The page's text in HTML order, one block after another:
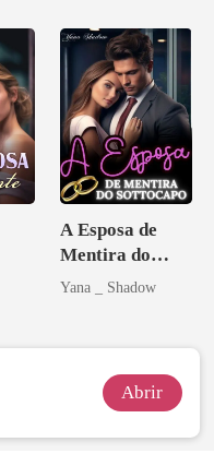
A Esposa de
Mentira do
Sottocapo
Yana _ Shadow
Abrir